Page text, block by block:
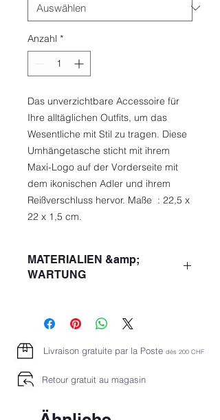
Anzahl *
Das unverzichtbare Accessoire für
Ihre alltäglichen Outfits, um das
Wesentliche mit Stil zu tragen. Diese
Umhängetasche sticht mit ihrem
Maxi-Logo auf der Vorderseite mit
dem ikonischen Adler und ihrem
Reißverschluss hervor. Maße : 22,5 x
22 x 1,5 cm.
MATERIALIEN &amp;
WARTUNG
Logo
Reißverschluss
Verstellbarer Schultergurt
Livraison gratuite par la Poste dès 200 CHF
Retour gratuit au magasin